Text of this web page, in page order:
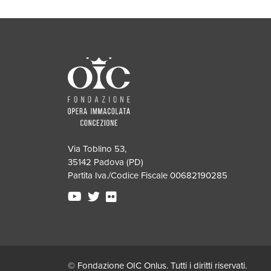
Via Toblino 53,
35142 Padova (PD)
Partita Iva./Codice Fiscale 00682190285
© Fondazione OIC Onlus. Tutti i diritti riservati.